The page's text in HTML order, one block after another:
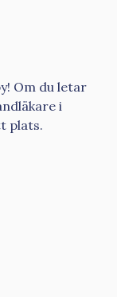
Om du letar
i
plats.